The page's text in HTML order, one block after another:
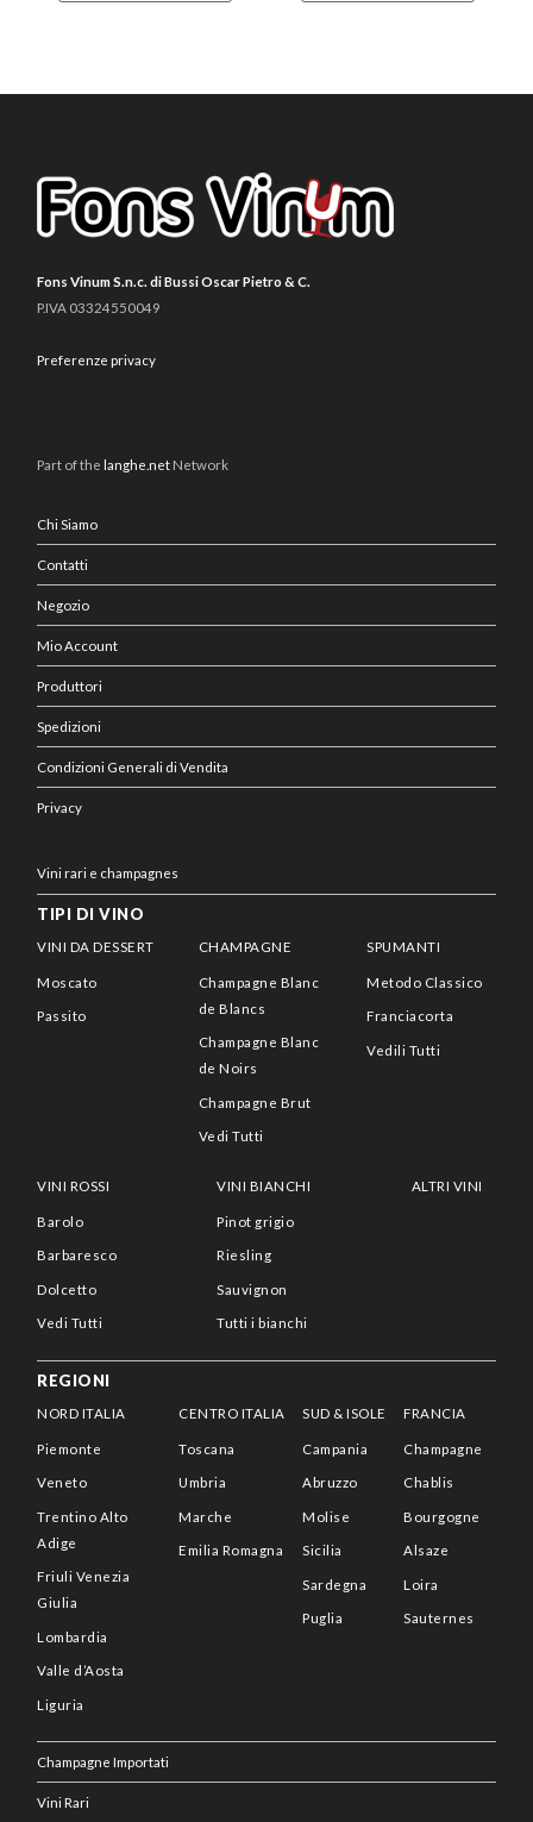
Fons Vinum S.n.c. di Bussi Oscar Pietro & C.
P.IVA 03324550049
Preferenze privacy
Part of thelanghe.net Network
Chi Siamo
Contatti
Negozio
Mio Account
Produttori
Spedizioni
Condizioni Generali di Vendita
Privacy
Vini rari e champagnes
TIPI DI VINO
VINI DA DESSERT
Moscato
Passito
CHAMPAGNE
Champagne Blanc
de Blancs
Champagne Blanc
de Noirs
Champagne Brut
Vedi Tutti
SPUMANTI
Metodo Classico
Franciacorta
Vedili Tutti
VINI ROSSI
Barolo
Barbaresco
Dolcetto
Vedi Tutti
VINI BIANCHI
Pinot grigio
Riesling
Sauvignon
Tutti i bianchi
ALTRI VINI
REGIONI
NORD ITALIA
Piemonte
Veneto
Trentino Alto
Adige
Friuli Venezia
Giulia
Lombardia
Valle d’Aosta
Liguria
CENTRO ITALIA
Toscana
Umbria
Marche
Emilia Romagna
SUD & ISOLE
Campania
Abruzzo
Molise
Sicilia
Sardegna
Puglia
FRANCIA
Champagne
Chablis
Bourgogne
Alsaze
Loira
Sauternes
Champagne Importati
Vini Rari